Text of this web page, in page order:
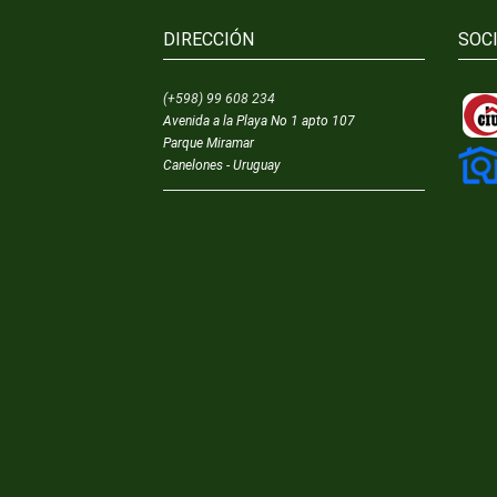
DIRECCIÓN
(+598) 99 608 234
Avenida a la Playa No 1 apto 107
Parque Miramar
Canelones - Uruguay